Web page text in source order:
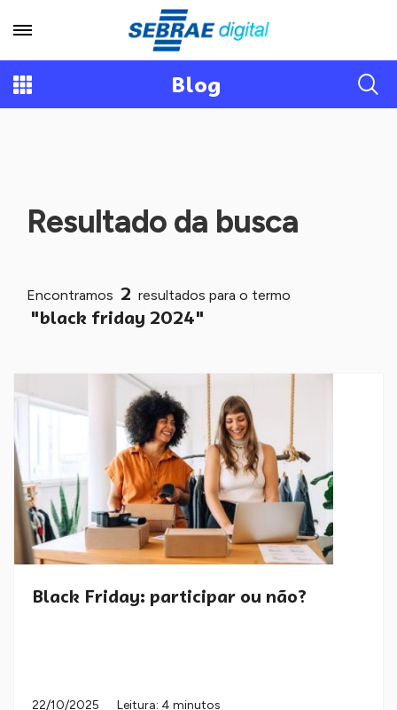
Blog
Resultado da busca
Encontramos 2 resultados para o termo
"black friday 2024"
Black Friday: participar ou não?
22/10/2025
Leitura: 4 minutos